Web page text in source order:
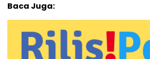
Baca Juga: